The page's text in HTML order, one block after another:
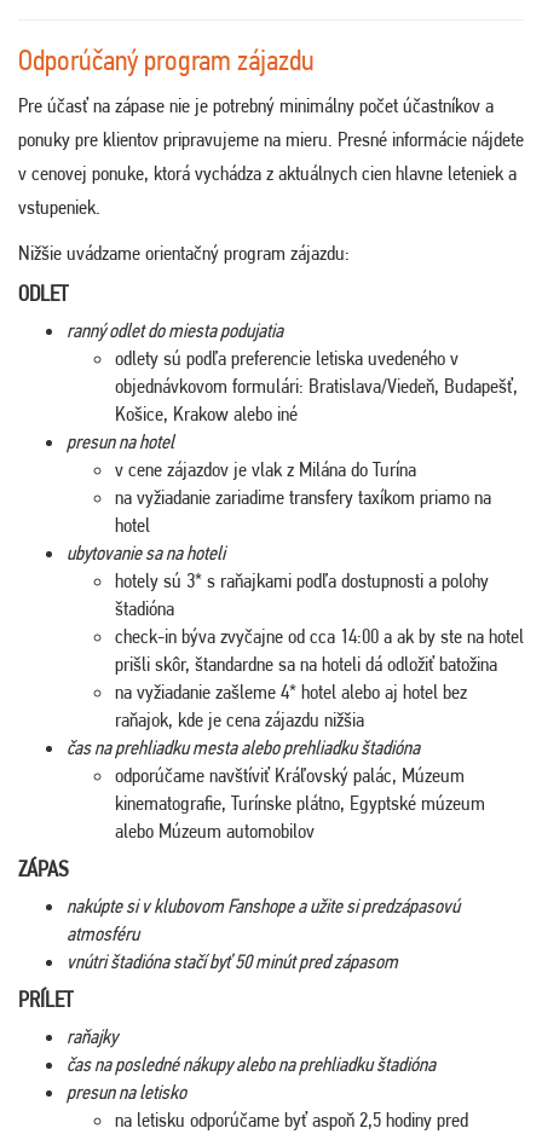
Odporúčaný program zájazdu
Pre účasť na zápase nie je potrebný minimálny počet účastníkov a
ponuky pre klientov pripravujeme na mieru. Presné informácie nájdete
v cenovej ponuke, ktorá vychádza z aktuálnych cien hlavne leteniek a
vstupeniek.
Nižšie uvádzame orientačný program zájazdu:
ODLET
ranný odlet do miesta podujatia
odlety sú podľa preferencie letiska uvedeného v
objednávkovom formulári: Bratislava/Viedeň, Budapešť,
Košice, Krakow alebo iné
presun na hotel
v cene zájazdov je vlak z Milána do Turína
na vyžiadanie zariadime transfery taxíkom priamo na
hotel
ubytovanie sa na hoteli
hotely sú 3* s raňajkami podľa dostupnosti a polohy
štadióna
check-in býva zvyčajne od cca 14:00 a ak by ste na hotel
prišli skôr, štandardne sa na hoteli dá odložiť batožina
na vyžiadanie zašleme 4* hotel alebo aj hotel bez
raňajok, kde je cena zájazdu nižšia
čas na prehliadku mesta alebo prehliadku štadióna
odporúčame navštíviť Kráľovský palác, Múzeum
kinematografie, Turínske plátno, Egyptské múzeum
alebo Múzeum automobilov
ZÁPAS
nakúpte si v klubovom Fanshope a užite si predzápasovú
atmosféru
vnútri štadióna stačí byť 50 minút pred zápasom
PRÍLET
raňajky
čas na posledné nákupy alebo na prehliadku štadióna
presun na letisko
na letisku odporúčame byť aspoň 2,5 hodiny pred